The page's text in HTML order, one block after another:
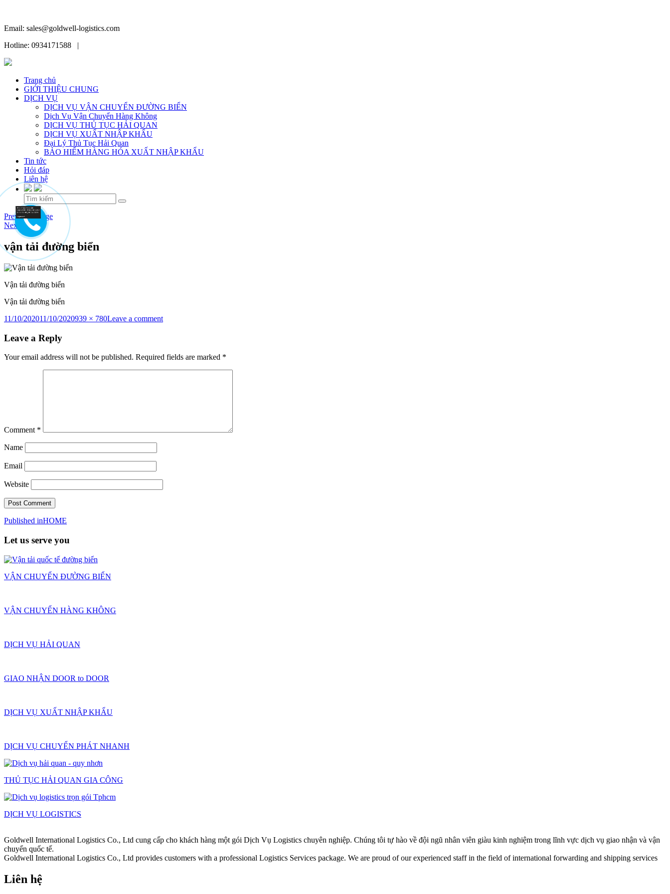
Email: sales@goldwell-logistics.com
Hotline: 0934171588 |
Trang chủ
GIỚI THIỆU CHUNG
DỊCH VỤ
DỊCH VỤ VẬN CHUYỂN ĐƯỜNG BIỂN
Dịch Vụ Vận Chuyển Hàng Không
DỊCH VỤ THỦ TỤC HẢI QUAN
DỊCH VỤ XUẤT NHẬP KHẨU
Đại Lý Thủ Tục Hải Quan
BẢO HIỂM HÀNG HÓA XUẤT NHẬP KHẨU
Tin tức
Hỏi đáp
Liên hệ
Skip
to
content
Previous Image
Next Image
vận tải đường biển
Vận tải đường biển
Vận tải đường biển
Posted
11/10/202011/10/2020Full
939 × 780Leave a commenton
biển
Leave a Reply
Your email address will not be published. Required fields are marked *
Comment *
Name
Email
Website
Post
navigation
Published inHOME
Let us serve you
VẬN CHUYỂN ĐƯỜNG BIỂN
VẬN CHUYỂN HÀNG KHÔNG
DỊCH VỤ HẢI QUAN
GIAO NHẬN DOOR to DOOR
DỊCH VỤ XUẤT NHẬP KHẨU
DỊCH VỤ CHUYỂN PHÁT NHANH
THỦ TỤC HẢI QUAN GIA CÔNG
DỊCH VỤ LOGISTICS
Goldwell International Logistics Co., Ltd cung cấp cho khách hàng một gói Dịch Vụ Logistics chuyên nghiệp. Chúng tôi tự hào về đội ngũ nhân viên giàu kinh nghiệm trong lĩnh vực dịch vụ giao nhận và vận
chuyển quốc tế.
Goldwell International Logistics Co., Ltd provides customers with a professional Logistics Services package. We are proud of our experienced staff in the field of international forwarding and shipping services
Liên hệ